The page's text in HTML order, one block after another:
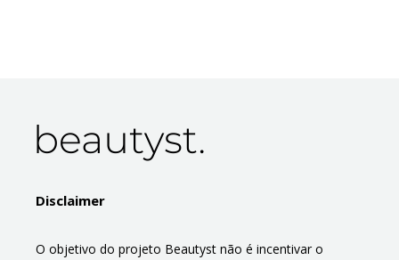
Disclaimer
O objetivo do projeto Beautyst não é incentivar o